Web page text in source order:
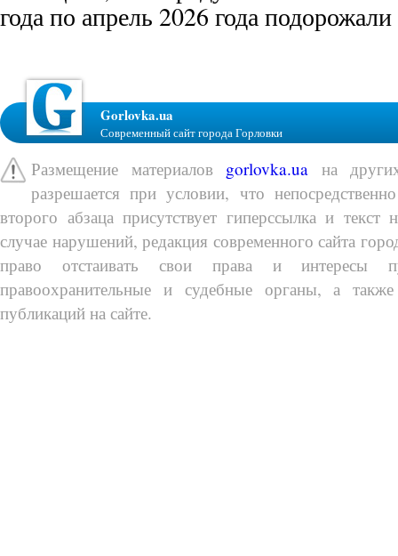
года по апрель 2026 года
Gorlovka.ua
Современный сайт города Горловки
Размещение материалов gorlovka.ua на
разрешается при условии, что
второго абзаца присутствует гиперссылка и
случае нарушений, редакция современного сайта
право отстаивать свои права и интересы
правоохранительные и судебные органы, а
публикаций на сайте.